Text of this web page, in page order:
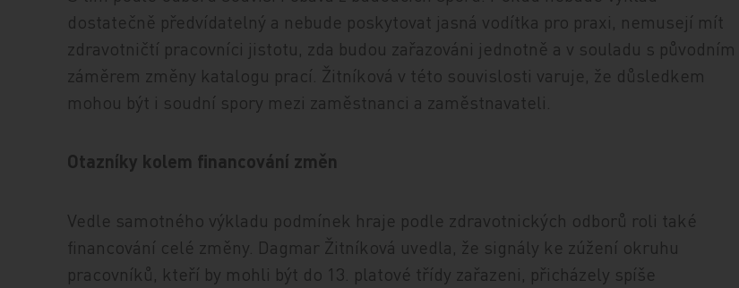
dostatečně předvídatelný a nebude poskytovat jasná vodítka pro praxi, nemusejí mít
zdravotničtí pracovníci jistotu, zda budou zařazováni jednotně a v souladu s původním
záměrem změny katalogu prací. Žitníková v této souvislosti varuje, že důsledkem
mohou být i soudní spory mezi zaměstnanci a zaměstnavateli.
Otazníky kolem financování změn
Vedle samotného výkladu podmínek hraje podle zdravotnických odborů roli také
financování celé změny. Dagmar Žitníková uvedla, že signály ke zúžení okruhu
pracovníků, kteří by mohli být do 13. platové třídy zařazeni, přicházely spíše